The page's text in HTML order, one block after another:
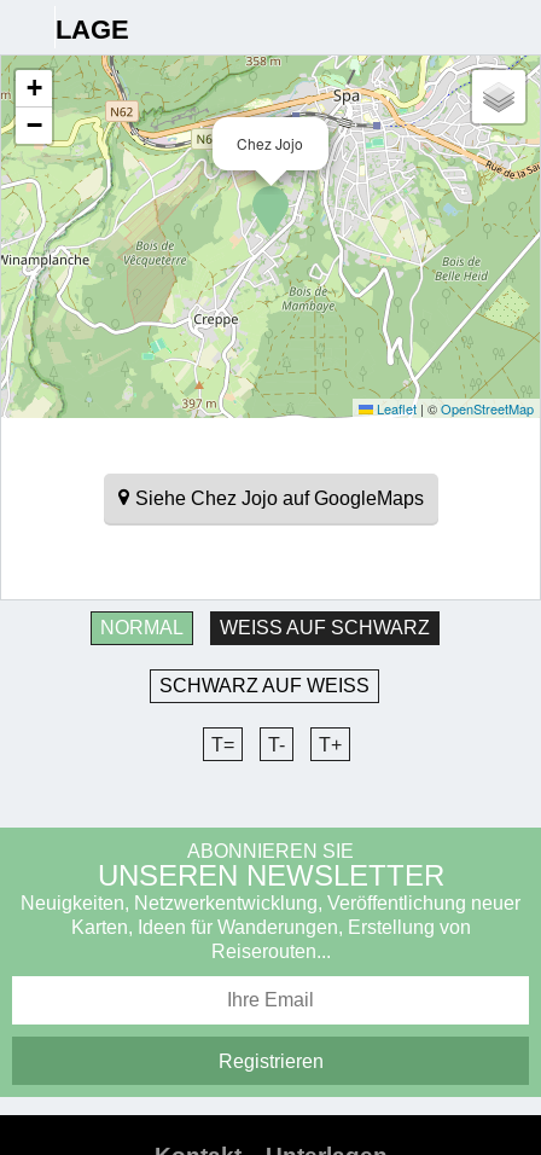
LAGE
Chez Jojo
+
−
Leaflet | ©OpenStreetMap
Siehe Chez Jojo auf GoogleMaps
NORMAL WEISS AUF SCHWARZ
SCHWARZ AUF WEISS
T= T- T+
ABONNIEREN SIE
UNSEREN NEWSLETTER
Neuigkeiten, Netzwerkentwicklung, Veröffentlichung neuer
Karten, Ideen für Wanderungen, Erstellung von
Reiserouten...